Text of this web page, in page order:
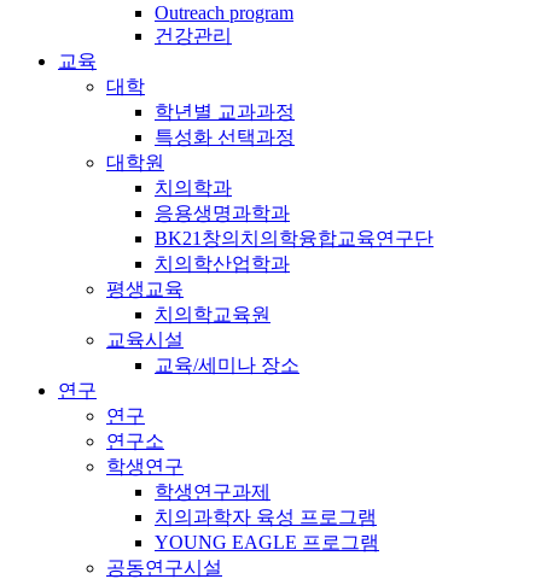
Outreach program
건강관리
교육
대학
학년별 교과과정
특성화 선택과정
대학원
치의학과
응용생명과학과
BK21창의치의학융합교육연구단
치의학산업학과
평생교육
치의학교육원
교육시설
교육/세미나 장소
연구
연구
연구소
학생연구
학생연구과제
치의과학자 육성 프로그램
YOUNG EAGLE 프로그램
공동연구시설